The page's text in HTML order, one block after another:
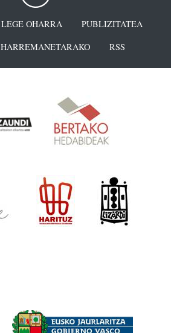
LEGE OHARRA
PUBLIZITATEA
HARREMANETARAKO RSS